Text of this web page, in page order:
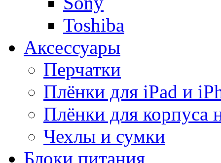
Toshiba
Аксессуары
Перчатки
Плёнки для iPad и
Плёнки для корпуса
Чехлы и сумки
Блоки питания